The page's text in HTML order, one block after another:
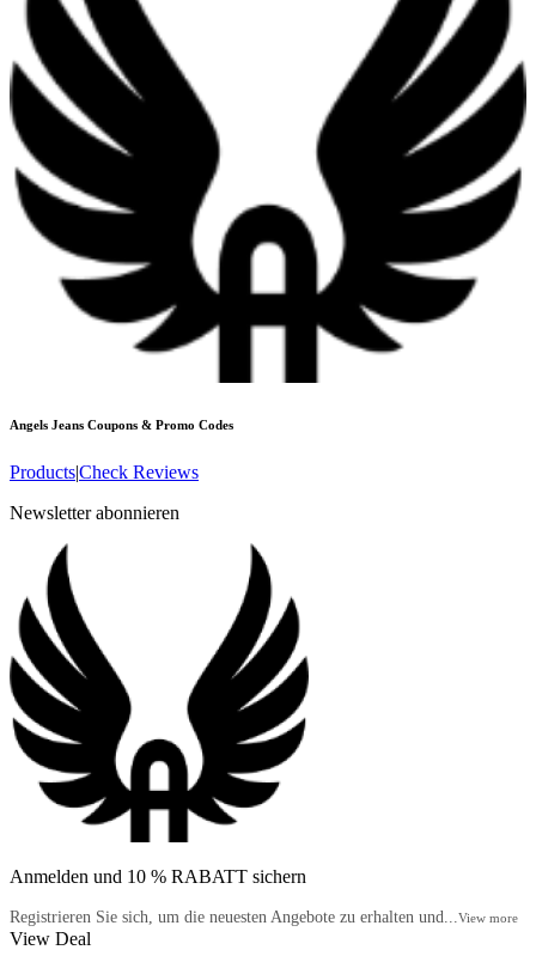
Angels Jeans Coupons & Promo Codes
Products|Check Reviews
Newsletter abonnieren
Anmelden und 10 % RABATT sichern
Registrieren Sie sich, um die neuesten Angebote zu erhalten und...View more
View Deal